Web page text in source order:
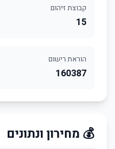
קבוצת זיהום
15
הוראת רישום
160387
💰 מחירון ונתונים